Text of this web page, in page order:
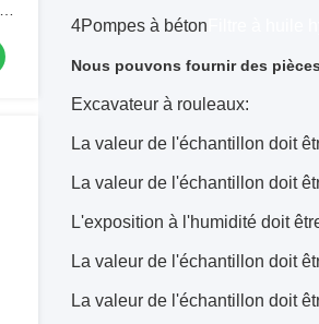
4Pompes à béton
Nous pouvons fournir des
Excavateur à rouleaux:
La valeur de l'échantillon doit
La valeur de l'échantillon doit
L'exposition à l'humidité doit
La valeur de l'échantillon doit
La valeur de l'échantillon doit